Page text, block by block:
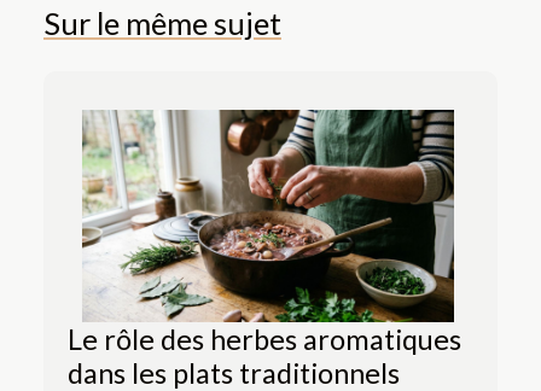
Sur le même sujet
Le rôle des herbes aromatiques
dans les plats traditionnels